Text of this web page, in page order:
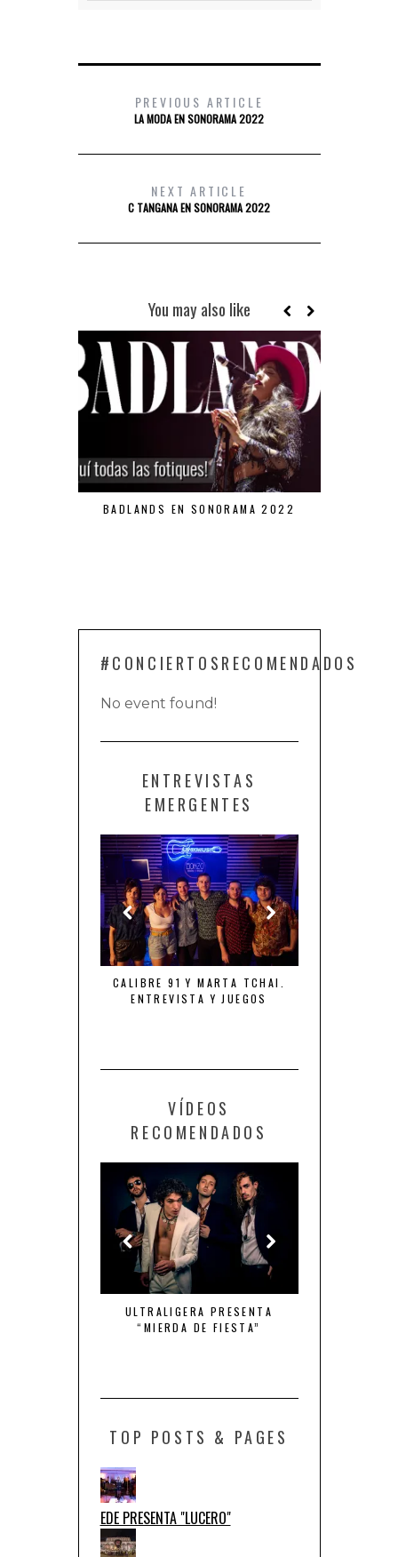
PREVIOUS ARTICLE
LA MODA EN SONORAMA 2022
NEXT ARTICLE
C TANGANA EN SONORAMA 2022
You may also like
BADLANDS EN SONORAMA 2022
#CONCIERTOSRECOMENDADOS
No event found!
ENTREVISTAS
EMERGENTES
CALIBRE 91 Y MARTA TCHAI.
ENTREVISTA Y JUEGOS
VÍDEOS
RECOMENDADOS
ULTRALIGERA PRESENTA
“MIERDA DE FIESTA”
TOP POSTS & PAGES
EDE PRESENTA "LUCERO"